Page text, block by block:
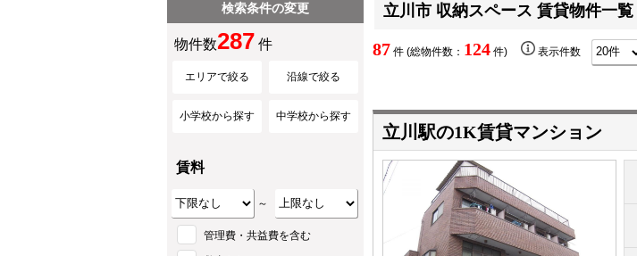
立川市 収納スペース 賃貸物件一覧
87 件 (総物件数： 124 件) 表示件数
立川駅の1K賃貸マンション
検索条件の変更
物件数287 件
エリアで絞る 沿線で絞る
小学校から探す 中学校から探す
賃料
～
管理費・共益費を含む